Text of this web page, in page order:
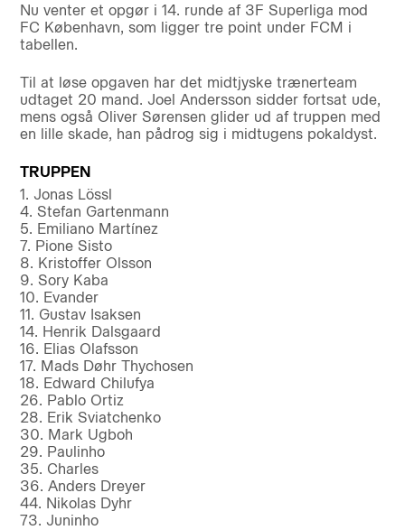
Nu venter et opgør i 14. runde af 3F Superliga mod
FC København, som ligger tre point under FCM i
tabellen.
Til at løse opgaven har det midtjyske trænerteam
udtaget 20 mand. Joel Andersson sidder fortsat ude,
mens også Oliver Sørensen glider ud af truppen med
en lille skade, han pådrog sig i midtugens pokaldyst.
TRUPPEN
1. Jonas Lössl
4. Stefan Gartenmann
5. Emiliano Martínez
7. Pione Sisto
8. Kristoffer Olsson
9. Sory Kaba
10. Evander
11. Gustav Isaksen
14. Henrik Dalsgaard
16. Elias Olafsson
17. Mads Døhr Thychosen
18. Edward Chilufya
26. Pablo Ortiz
28. Erik Sviatchenko
30. Mark Ugboh
29. Paulinho
35. Charles
36. Anders Dreyer
44. Nikolas Dyhr
73. Juninho